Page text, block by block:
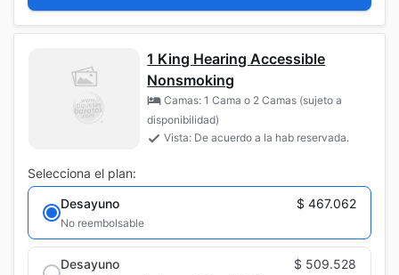
1 King Hearing Accessible
Nonsmoking
Camas: 1 Cama o 2 Camas (sujeto a
disponibilidad)
Vista: De acuerdo a la hab reservada.
Selecciona el plan:
Desayuno
$ 467.062
No reembolsable
Desayuno $ 509.528